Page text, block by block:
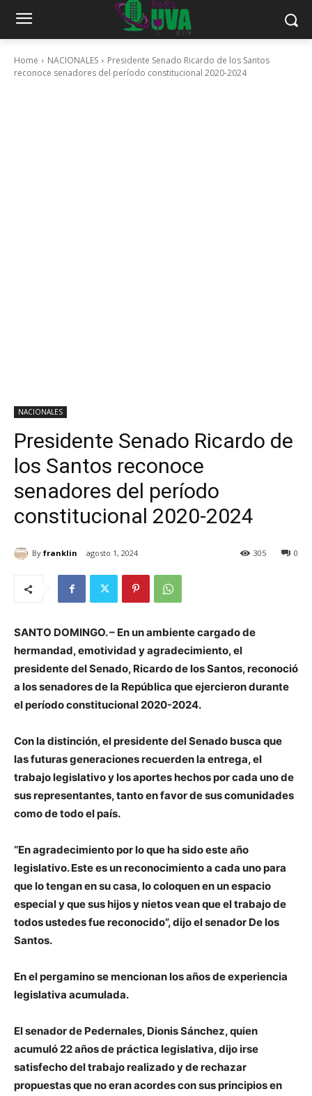
Home NACIONALES
Presidente Senado Ricardo de los Santos
reconoce senadores del período constitucional 2020-2024
NACIONALES
Presidente Senado Ricardo de
los Santos reconoce
senadores del período
constitucional 2020-2024
By franklin agosto 1, 2024 0
305
SANTO DOMINGO. – En un ambiente cargado de
hermandad, emotividad y agradecimiento, el
presidente del Senado, Ricardo de los Santos, reconoció
a los senadores de la República que ejercieron durante
el período constitucional 2020-2024.
Con la distinción, el presidente del Senado busca que
las futuras generaciones recuerden la entrega, el
trabajo legislativo y los aportes hechos por cada uno de
sus representantes, tanto en favor de sus comunidades
como de todo el país.
“En agradecimiento por lo que ha sido este año
legislativo. Este es un reconocimiento a cada uno para
que lo tengan en su casa, lo coloquen en un espacio
especial y que sus hijos y nietos vean que el trabajo de
todos ustedes fue reconocido”, dijo el senador De los
Santos.
En el pergamino se mencionan los años de experiencia
legislativa acumulada.
El senador de Pedernales, Dionis Sánchez, quien
acumuló 22 años de práctica legislativa, dijo irse
satisfecho del trabajo realizado y de rechazar
propuestas que no eran acordes con sus principios en